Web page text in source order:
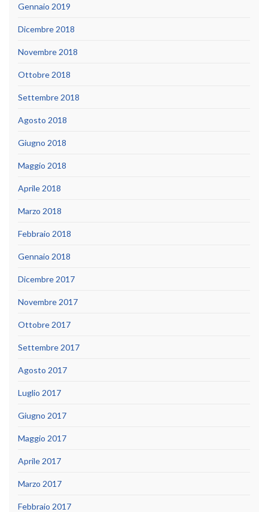
Gennaio 2019
Dicembre 2018
Novembre 2018
Ottobre 2018
Settembre 2018
Agosto 2018
Giugno 2018
Maggio 2018
Aprile 2018
Marzo 2018
Febbraio 2018
Gennaio 2018
Dicembre 2017
Novembre 2017
Ottobre 2017
Settembre 2017
Agosto 2017
Luglio 2017
Giugno 2017
Maggio 2017
Aprile 2017
Marzo 2017
Febbraio 2017